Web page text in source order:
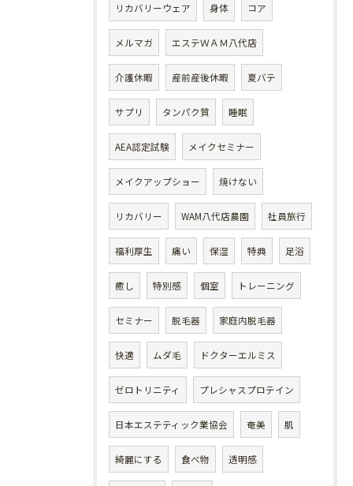
リカバリーウェア 身体 コア
メルマガ エステＷＡＭ八代店
介護休暇 産前産後休暇 夏バテ
サプリ タンパク質 睡眠
AEA認定試験 メイクセミナー
メイクアップショー 焼けない
リカバリー WAM八代店農園 社員旅行
福利厚生 痛い 保湿 特典 足浴
癒し 特別感 個室 トレーニング
セミナー 脱毛器 家庭内脱毛器
快適 ムダ毛 ドクターエルミス
ゼロトリニティ プレシャスプロテイン
日本エステティック業協会 奄美 肌
綺麗にする 食べ物 透明感